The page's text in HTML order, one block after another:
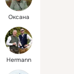
Оксана
Hermann